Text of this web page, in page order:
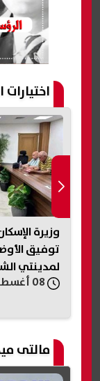
اختيارات
مواعيد
مشواره مع
مالتى